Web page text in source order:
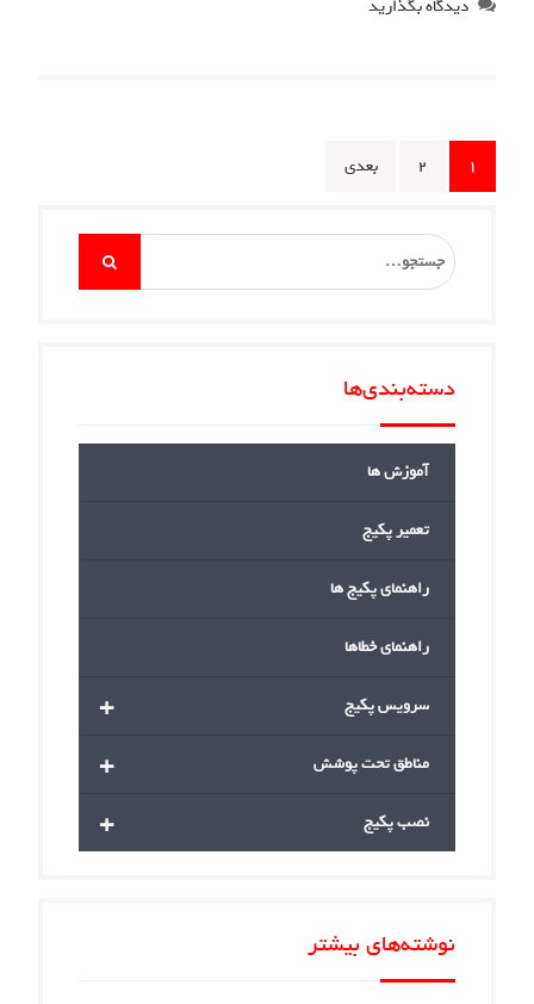
دیدگاه بگذارید
Posts
pagination
۱ ۲ بعدی
Search
for:
دسته‌بندی‌ها
آموزش ها
تعمیر پکیج
راهنمای پکیج ها
راهنمای خطاها
+ سرویس پکیج
+ مناطق تحت پوشش
+ نصب پکیج
نوشته‌های بیشتر